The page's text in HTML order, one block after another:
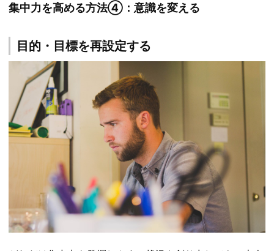
集中力を高める方法④：意識を変える
目的・目標を再設定する